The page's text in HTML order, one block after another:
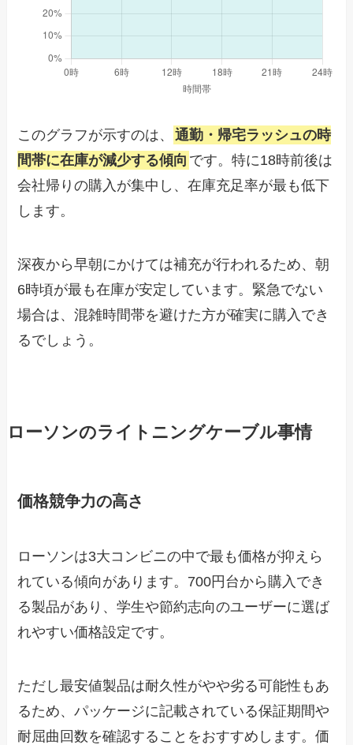
このグラフが示すのは、 通勤・帰宅ラッシュの時
間帯に在庫が減少する傾向 です。特に18時前後は
会社帰りの購入が集中し、在庫充足率が最も低下
します。
深夜から早朝にかけては補充が行われるため、朝
6時頃が最も在庫が安定しています。緊急でない
場合は、混雑時間帯を避けた方が確実に購入でき
るでしょう。
ローソンのライトニングケーブル事情
価格競争力の高さ
ローソンは3大コンビニの中で最も価格が抑えら
れている傾向があります。700円台から購入でき
る製品があり、学生や節約志向のユーザーに選ば
れやすい価格設定です。
ただし最安値製品は耐久性がやや劣る可能性もあ
るため、パッケージに記載されている保証期間や
耐屈曲回数を確認することをおすすめします。価